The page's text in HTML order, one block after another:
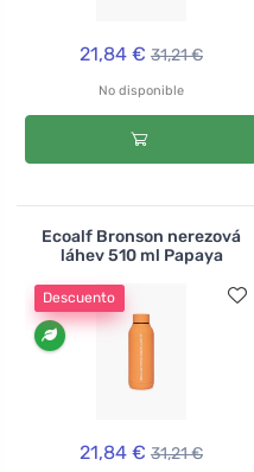
21,84 € 31,21 €
No disponible
Ecoalf Bronson nerezová
láhev 510 ml Papaya
Descuento
21,84 € 31,21 €